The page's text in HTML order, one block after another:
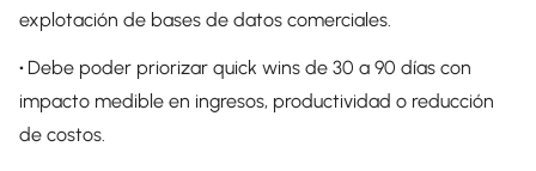
explotación de bases de datos comerciales.
• Debe poder priorizar quick wins de 30 a 90 días con
impacto medible en ingresos, productividad o reducción
de costos.